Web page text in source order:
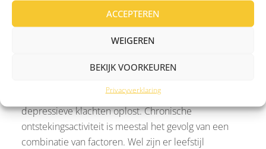
ACCEPTEREN
WEIGEREN
BEKIJK VOORKEUREN
Privacyverklaring
ontstekingsactiviteit?
Er bestaat geen eenvoudige “ontstekingsremmer” die
depressieve klachten oplost. Chronische
ontstekingsactiviteit is meestal het gevolg van een
combinatie van factoren. Wel zijn er leefstijl